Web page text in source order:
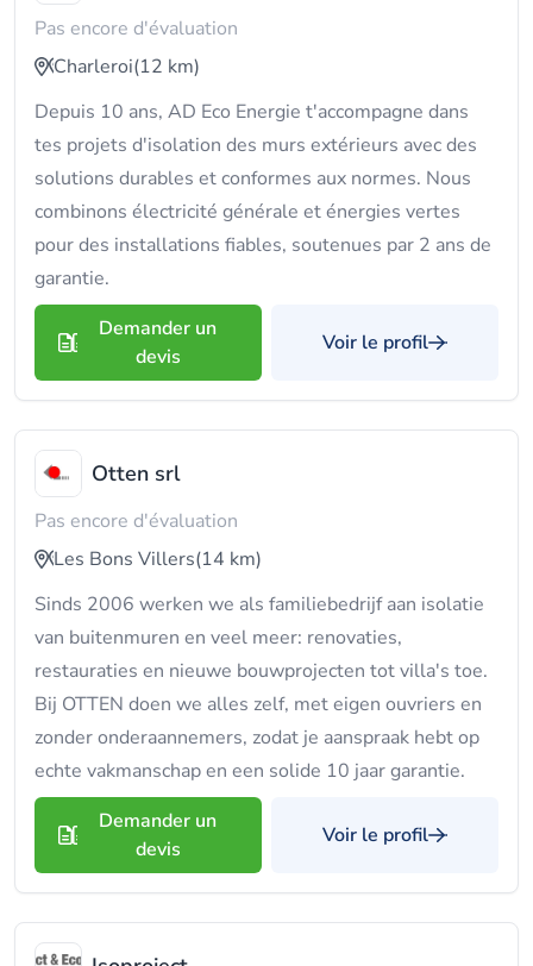
Pas encore d'évaluation
Charleroi(12 km)
Depuis 10 ans, AD Eco Energie t'accompagne dans
tes projets d'isolation des murs extérieurs avec des
solutions durables et conformes aux normes. Nous
combinons électricité générale et énergies vertes
pour des installations fiables, soutenues par 2 ans de
garantie.
Demander un
devis
Voir le profil
Otten srl
Pas encore d'évaluation
Les Bons Villers(14 km)
Sinds 2006 werken we als familiebedrijf aan isolatie
van buitenmuren en veel meer: renovaties,
restauraties en nieuwe bouwprojecten tot villa's toe.
Bij OTTEN doen we alles zelf, met eigen ouvriers en
zonder onderaannemers, zodat je aanspraak hebt op
echte vakmanschap en een solide 10 jaar garantie.
Demander un
devis
Voir le profil